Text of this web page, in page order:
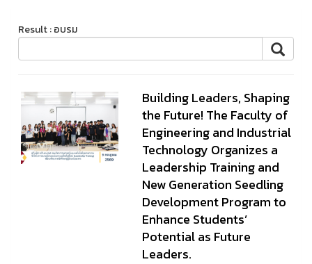
Result : อบรม
Building Leaders, Shaping
the Future! The Faculty of
Engineering and Industrial
Technology Organizes a
Leadership Training and
New Generation Seedling
Development Program to
Enhance Students’
Potential as Future
Leaders.